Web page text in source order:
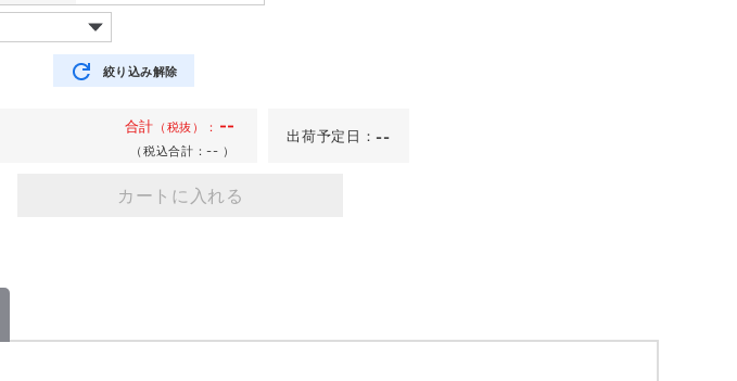
絞り込み解除
合計 （税抜）： --
（税込合計：-- ）
出荷予定日： --
カートに入れる